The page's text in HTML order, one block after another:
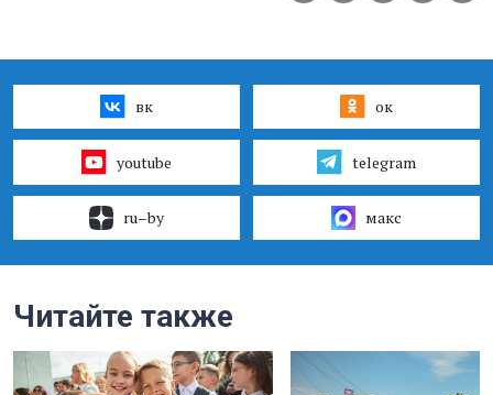
вк ок
youtube telegram
ru–by макс
Читайте также